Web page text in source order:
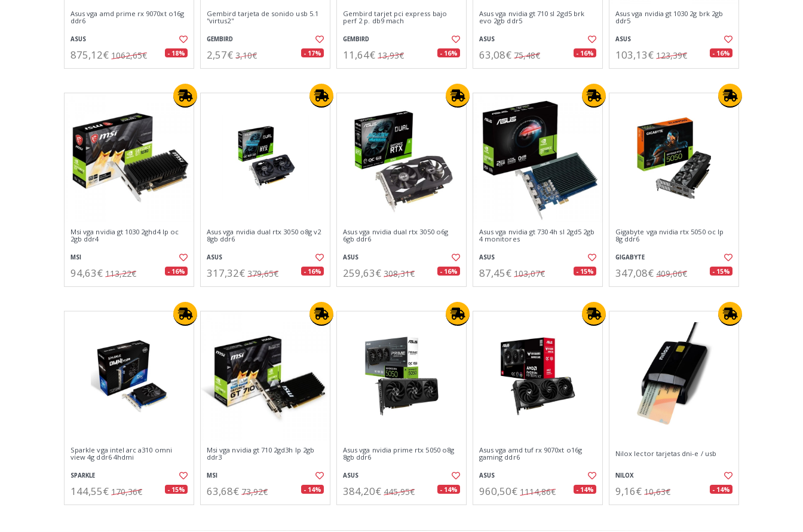
Asus vga amd prime rx 9070xt o16g
ddr6
ASUS
875,12€ 1062,65€ - 18%
Gembird tarjeta de sonido usb 5.1
''virtus2''
GEMBIRD
2,57€ 3,10€ - 17%
Gembird tarjet pci express bajo
perf 2 p. db9 mach
GEMBIRD
11,64€ 13,93€ - 16%
Asus vga nvidia gt 710 sl 2gd5 brk
evo 2gb ddr5
ASUS
63,08€ 75,48€ - 16%
Asus vga nvidia gt 1030 2g brk 2gb
ddr5
ASUS
103,13€ 123,39€ - 16%
Msi vga nvidia gt 1030 2ghd4 lp oc
2gb ddr4
MSI
94,63€ 113,22€ - 16%
Asus vga nvidia dual rtx 3050 o8g v2
8gb ddr6
ASUS
317,32€ 379,65€ - 16%
Asus vga nvidia dual rtx 3050 o6g
6gb ddr6
ASUS
259,63€ 308,31€ - 16%
Asus vga nvidia gt 730 4h sl 2gd5 2gb
4 monitores
ASUS
87,45€ 103,07€ - 15%
Gigabyte vga nvidia rtx 5050 oc lp
8g ddr6
GIGABYTE
347,08€ 409,06€ - 15%
Sparkle vga intel arc a310 omni
view 4g ddr6 4hdmi
SPARKLE
144,55€ 170,36€ - 15%
Msi vga nvidia gt 710 2gd3h lp 2gb
ddr3
MSI
63,68€ 73,92€ - 14%
Asus vga nvidia prime rtx 5050 o8g
8gb ddr6
ASUS
384,20€ 445,95€ - 14%
Asus vga amd tuf rx 9070xt o16g
gaming ddr6
ASUS
960,50€ 1114,86€ - 14%
Nilox lector tarjetas dni-e / usb
NILOX
9,16€ 10,63€ - 14%